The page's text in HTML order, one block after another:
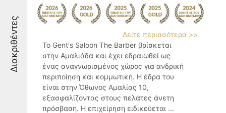
Διακριθέντες
Δείτε περισσότερα >>
Το Gent's Saloon The Barber βρίσκεται
στην Αμαλιάδα και έχει εδραιωθεί ως
ένας αναγνωρισμένος χώρος για ανδρική
περιποίηση και κομμωτική. Η έδρα του
είναι στην Όθωνος Αμαλίας 10,
εξασφαλίζοντας στους πελάτες άνετη
πρόσβαση. Η επιχείρηση ειδικεύεται ...